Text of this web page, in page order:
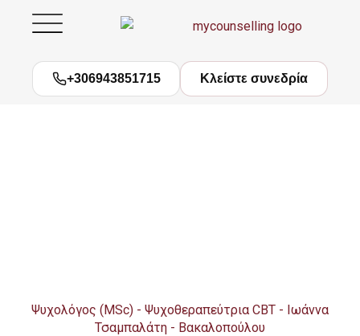
+306943851715 Κλείστε συνεδρία
Ψυχολόγος (MSc) - Ψυχοθεραπεύτρια CBT - Ιωάννα
Τσαμπαλάτη - Βακαλοπούλου